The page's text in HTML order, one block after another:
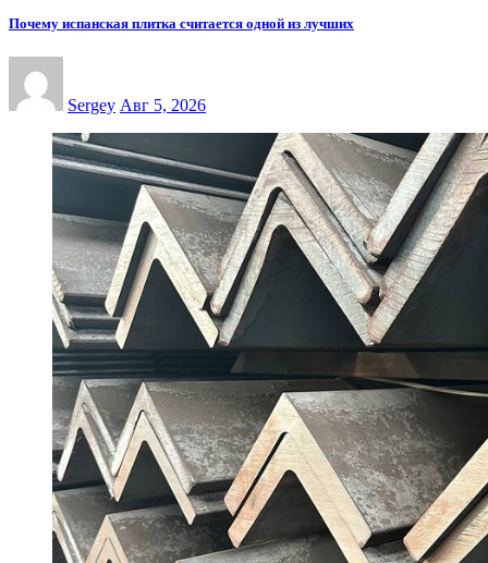
Почему испанская плитка считается одной из лучших
Sergey Авг 5, 2026